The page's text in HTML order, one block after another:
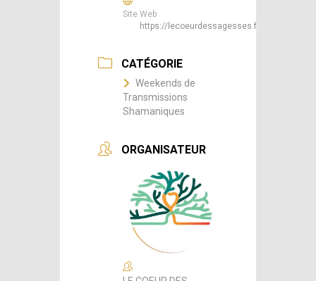
Site Web
https://lecoeurdessagesses.fr/
CATÉGORIE
Weekends de
Transmissions
Shamaniques
ORGANISATEUR